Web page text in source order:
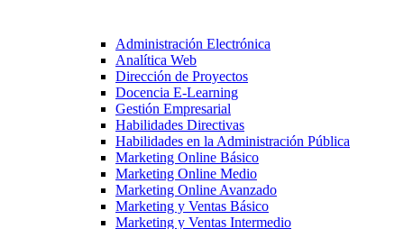
Administración Electrónica
Analítica Web
Dirección de Proyectos
Docencia E-Learning
Gestión Empresarial
Habilidades Directivas
Habilidades en la Administración Pública
Marketing Online Básico
Marketing Online Medio
Marketing Online Avanzado
Marketing y Ventas Básico
Marketing y Ventas Intermedio